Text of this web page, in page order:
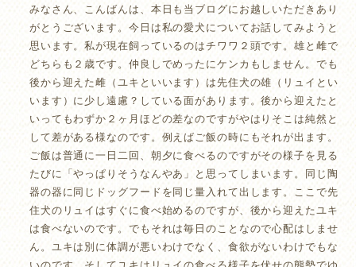
みなさん、こんばんは、本日も当ブログにお越しいただきあり
がとうございます。今日は私の愛犬についてお話してみようと
思います。私が現在飼っているのはチワワ２頭です。雄と雌で
どちらも２歳です。仲良しでめったにケンカもしません。でも
後から迎えた雌（ユキといいます）は先住犬の雄（リュイとい
います）に少し遠慮？している面があります。後から迎えたと
いってもわずか２ヶ月ほどの差なのですがやはりそこは純然と
して差がある様なのです。例えばご飯の時にもそれが出ます。
ご飯は普通に一日二回、朝夕に食べるのですがその様子を見る
たびに「やっぱりそうなんやあ」と思ってしまいます。同じ陶
器の器に同じドッグフードを同じ量入れて出します。ここで先
住犬のリュイはすぐに食べ始めるのですが、後から迎えたユキ
は食べないのです。でもそれは毎日のことなので心配はしませ
ん。ユキは別に体調が悪いわけでなく、食欲がないわけでもな